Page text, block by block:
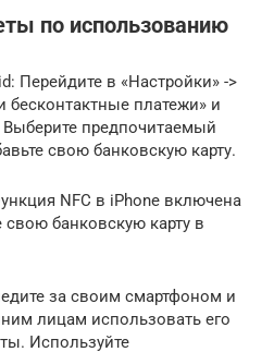
по использованию
Перейдите в «Настройки» ->
бесконтактные платежи» и
предпочитаемый
свою банковскую карту.
NFC в iPhone включена
банковскую карту в
за своим смартфоном и
лицам использовать его
Используйте